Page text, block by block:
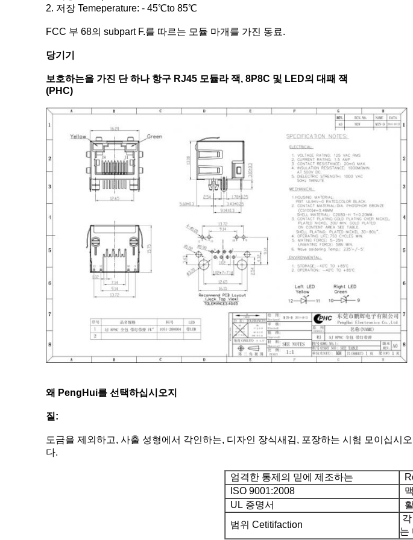
2. 저장 Temeperature: - 45℃to 85℃
FCC 부 68의 subpart F.를 따르는 모듈 마개를 가진 동료.
당기기
보호하는을 가진 단 하나 항구 RJ45 모듈라 잭, 8P8C 및 LED의 대패 잭
(PHC)
왜 PengHui를 선택하십시오지
질:
도금을 제외하고, 사출 성형에서 각인하는, 디자인 장식새김, 포장하는 시험 모이십시
다.
엄격한 통제의 밑에 제조하는
ISO 9001:2008
UL 증명서
범위 Cetitifaction
는